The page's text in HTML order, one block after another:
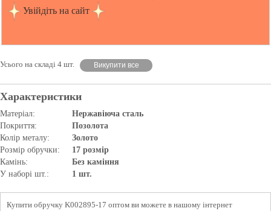
Увійдіть на сайт
Усього на складі 4 шт. Викупити все
Характеристики
Матеріал:
Нержавіюча сталь
Покриття:
Позолота
Колір металу:
Золото
Розмір обручки:
17 розмір
Камінь:
Без каміння
У наборі шт.:
1 шт.
Купити обручку K002895-17 оптом ви можете в нашому інтернет